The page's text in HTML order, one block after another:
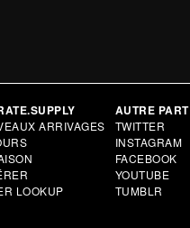
ARRIVAGES
LOOKUP
AUTRE PART
TWITTER
INSTAGRAM
FACEBOOK
YOUTUBE
TUMBLR